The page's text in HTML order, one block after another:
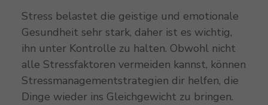
Stress belastet die geistige und emotionale
Gesundheit sehr stark, daher ist es wichtig,
ihn unter Kontrolle zu halten. Obwohl nicht
alle Stressfaktoren vermeiden kannst, können
Stressmanagementstrategien dir helfen, die
Dinge wieder ins Gleichgewicht zu bringen.